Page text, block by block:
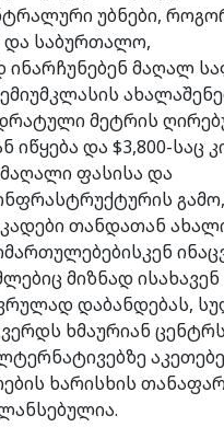
უბნები,
და საბურთალო,
ინარჩუნებენ მაღალ
მეტრის
იწყება და $3,800-საც
ფასისა და
გამო,
თანდათან
მიზნად ისახავენ
დაბანდებას,
ხმაურიან
ხარისხის